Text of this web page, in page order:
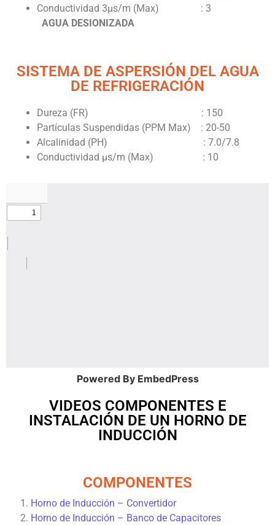
Conductividad 3µs/m (Max) : 3
AGUA DESIONIZADA
SISTEMA DE ASPERSIÓN DEL AGUA
DE REFRIGERACIÓN
Dureza (FR) : 150
Partículas Suspendidas (PPM Max) : 20-50
Alcalinidad (PH) : 7.0/7.8
Conductividad µs/m (Max) : 10
Powered By EmbedPress
VIDEOS COMPONENTES E
INSTALACIÓN DE UN HORNO DE
INDUCCIÓN
COMPONENTES
Horno de Inducción – Convertidor
Horno de Inducción – Banco de Capacitores